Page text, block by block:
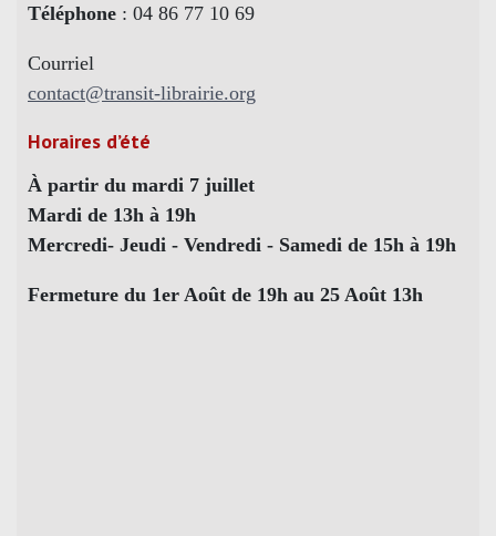
Téléphone : 04 86 77 10 69
Courriel
contact@transit-librairie.org
Horaires d’été
À partir du mardi 7 juillet
Mardi de 13h à 19h
Mercredi- Jeudi - Vendredi - Samedi de 15h à 19h
Fermeture du 1er Août de 19h au 25 Août 13h